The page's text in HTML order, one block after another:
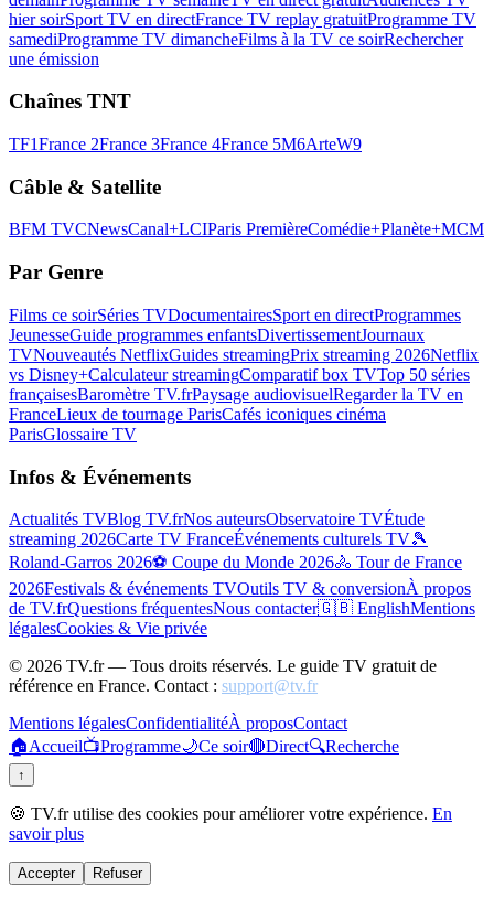
hier soirSport TV en directFrance TV replay gratuitProgramme TV
samediProgramme TV dimancheFilms à la TV ce soirRechercher
une émission
Chaînes TNT
TF1France 2France 3France 4France 5M6ArteW9
Câble & Satellite
BFM TVCNewsCanal+LCIParis PremièreComédie+Planète+MCM
Par Genre
Films ce soirSéries TVDocumentairesSport en directProgrammes
JeunesseGuide programmes enfantsDivertissementJournaux
TVNouveautés NetflixGuides streamingPrix streaming 2026Netflix
vs Disney+Calculateur streamingComparatif box TVTop 50 séries
françaisesBaromètre TV.frPaysage audiovisuelRegarder la TV en
FranceLieux de tournage ParisCafés iconiques cinéma
ParisGlossaire TV
Infos & Événements
Actualités TVBlog TV.frNos auteursObservatoire TVÉtude
streaming 2026Carte TV FranceÉvénements culturels TV🎾
Roland-Garros 2026⚽ Coupe du Monde 2026🚴 Tour de France
2026Festivals & événements TVOutils TV & conversionÀ propos
de TV.frQuestions fréquentesNous contacter🇬🇧 EnglishMentions
légalesCookies & Vie privée
© 2026 TV.fr — Tous droits réservés. Le guide TV gratuit de
référence en France. Contact : support@tv.fr
Mentions légalesConfidentialitéÀ proposContact
🏠Accueil📺Programme🌙Ce soir🔴Direct🔍Recherche
↑
🍪 TV.fr utilise des cookies pour améliorer votre expérience. En
savoir plus
Accepter Refuser